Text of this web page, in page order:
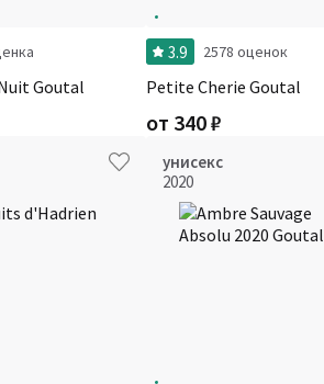
Goutal
3.9 2578 оценок
Petite Cherie Goutal
от 340₽
унисекс
2020